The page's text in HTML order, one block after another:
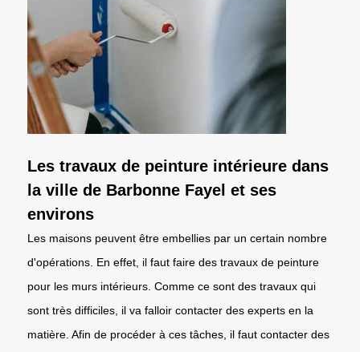
Les travaux de peinture intérieure dans
la ville de Barbonne Fayel et ses
environs
Les maisons peuvent être embellies par un certain nombre
d'opérations. En effet, il faut faire des travaux de peinture
pour les murs intérieurs. Comme ce sont des travaux qui
sont très difficiles, il va falloir contacter des experts en la
matière. Afin de procéder à ces tâches, il faut contacter des